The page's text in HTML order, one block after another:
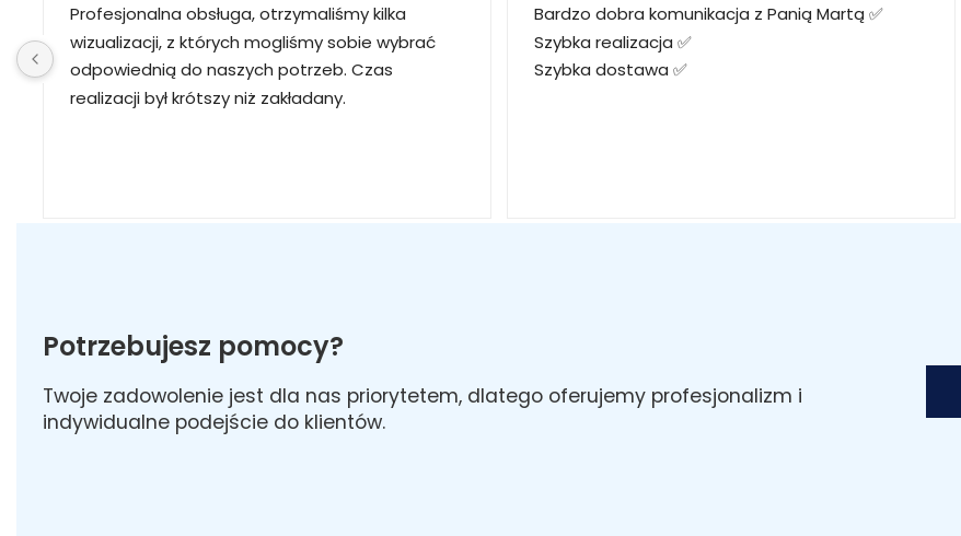
Profesjonalna obsługa, otrzymaliśmy kilka
wizualizacji, z których mogliśmy sobie wybrać
odpowiednią do naszych potrzeb. Czas
realizacji był krótszy niż zakładany.
Bardzo dobra komunikacja z Panią Martą ✅
Szybka realizacja ✅
Szybka dostawa ✅
Potrzebujesz pomocy?
Twoje zadowolenie jest dla nas priorytetem, dlatego oferujemy profesjonalizm i
indywidualne podejście do klientów.